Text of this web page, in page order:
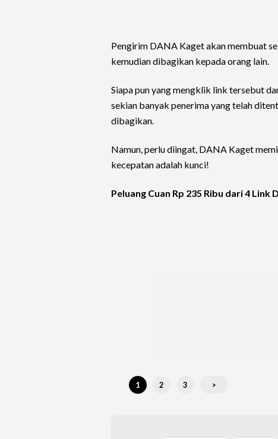
Pengirim DANA Kaget akan membuat
kemudian dibagikan kepada orang lain.
Siapa pun yang mengklik link tersebut
sekian banyak penerima yang telah
dibagikan.
Namun, perlu diingat, DANA Kaget
kecepatan adalah kunci!
Peluang Cuan Rp 235 Ribu dari 4 Link
1 2 3 >